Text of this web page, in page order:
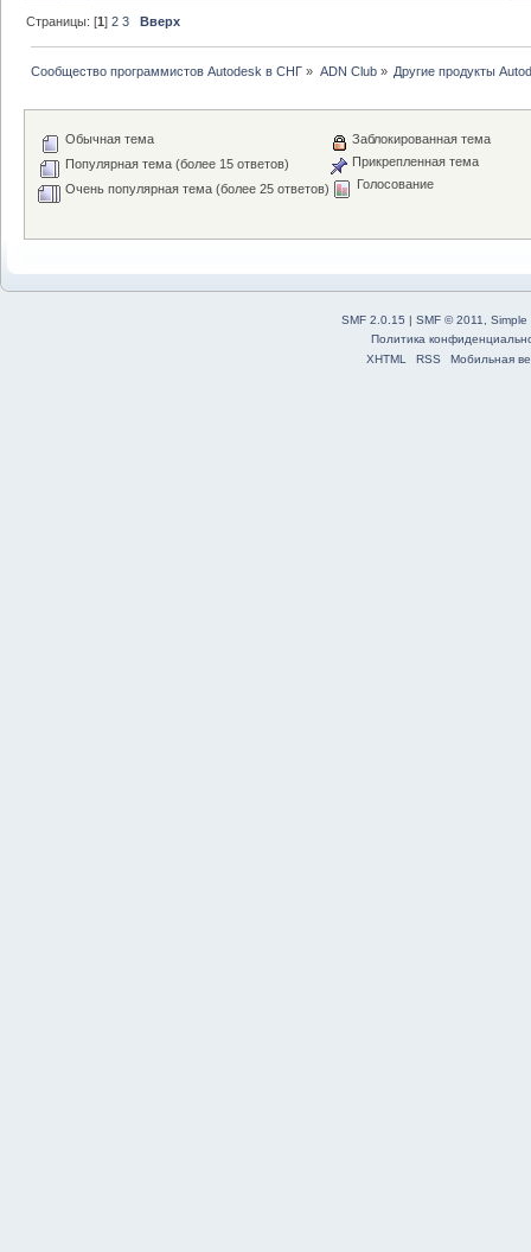
Страницы: [1]2 3 Вверх
Сообщество программистов Autodesk в СНГ » ADN Club» Другие продукты
Обычная тема
Популярная тема (более 15 ответов)
Очень популярная тема (более 25 ответов)
Заблокированная тема
Прикрепленная тема
Голосование
SMF 2.0.15 | SMF © 2011
Simple
Политика
XHTML
RSS Мобильная